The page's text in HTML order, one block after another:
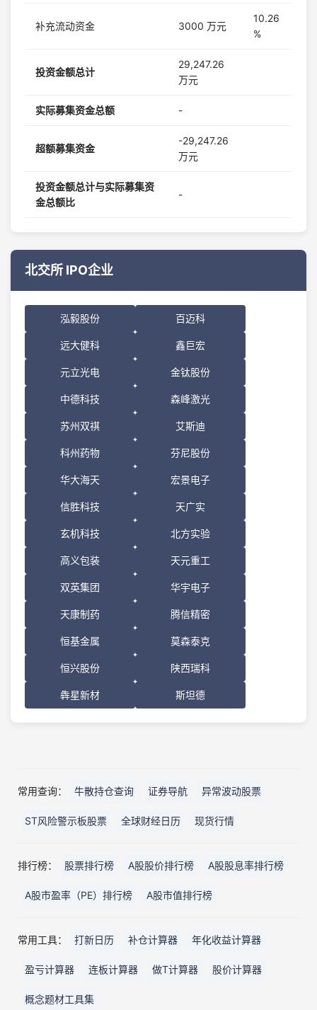
补充流动资金 3000 万元
10.26
%
投资金额总计
29,247.26
万元
实际募集资金总额 -
超额募集资金
-29,247.26
万元
投资金额总计与实际募集资
金总额比
-
北交所 IPO企业
泓毅股份 百迈科
远大健科 鑫巨宏
元立光电 金钛股份
中德科技 森峰激光
苏州双祺 艾斯迪
科州药物 芬尼股份
华大海天 宏景电子
信胜科技 天广实
玄机科技 北方实验
高义包装 天元重工
双英集团 华宇电子
天康制药 腾信精密
恒基金属 莫森泰克
恒兴股份 陕西瑞科
犇星新材 斯坦德
常用查询： 牛散持仓查询 证券导航 异常波动股票
ST风险警示板股票 全球财经日历 现货行情
排行榜： 股票排行榜 A股股价排行榜 A股股息率排行榜
A股市盈率（PE）排行榜 A股市值排行榜
常用工具： 打新日历 补仓计算器 年化收益计算器
盈亏计算器 连板计算器 做T计算器 股价计算器
概念题材工具集